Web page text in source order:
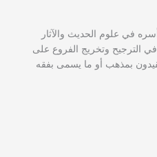
في علوم الحديث والآثار
الترجيح وتخريج الفروع على
بمذهب أو ما يسمى بفقه